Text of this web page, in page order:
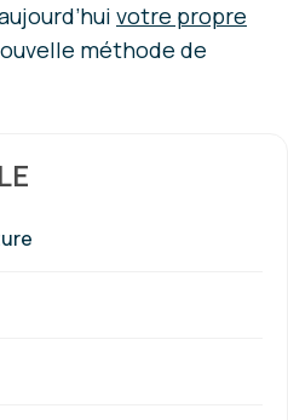
votre propre
méthode de